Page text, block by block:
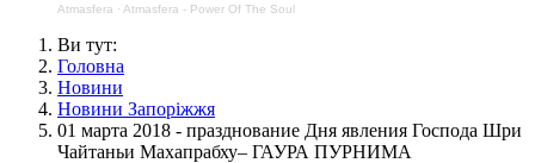
Atmasfera · Atmasfera - Power Of The Soul
Ви тут:
Головна
Новини
Новини Запоріжжя
01 марта 2018 - празднование Дня явления Господа Шри
Чайтаньи Махапрабху– ГАУРА ПУРНИМА